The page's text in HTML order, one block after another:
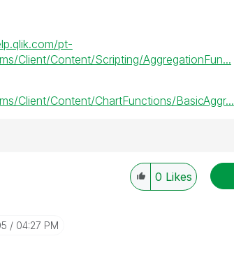
pt-
Client/Content/Scripting/AggregationFun...
Client/Content/ChartFunctions/BasicAggr...
0 Likes
04:27 PM